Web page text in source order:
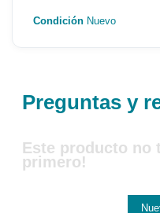
Condición Nuevo
Preguntas y
Este producto no
primero!